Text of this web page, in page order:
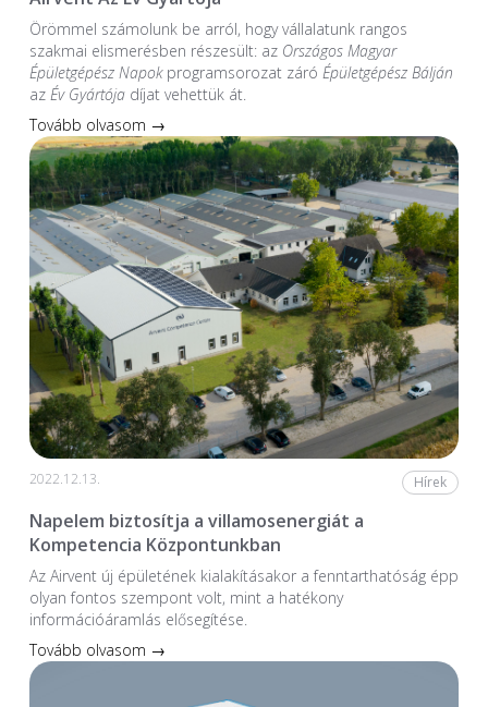
Örömmel számolunk be arról, hogy vállalatunk rangos
szakmai elismerésben részesült: az Országos Magyar
Épületgépész Napokprogramsorozat záró Épületgépész Bálján
az Év Gyártójadíjat vehettük át.
Tovább olvasom →
2022.12.13. Hírek
Napelem biztosítja a villamosenergiát a
Kompetencia Központunkban
Az Airvent új épületének kialakításakor a fenntarthatóság épp
olyan fontos szempont volt, mint a hatékony
információáramlás elősegítése.
Tovább olvasom →